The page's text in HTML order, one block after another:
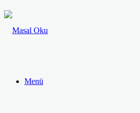
Menü